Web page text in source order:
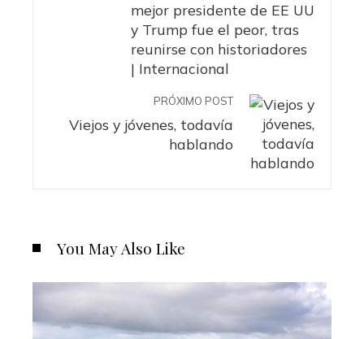
mejor presidente de EE UU
y Trump fue el peor, tras
reunirse con historiadores
| Internacional
PRÓXIMO POST
Viejos y jóvenes, todavía
hablando
You May Also Like